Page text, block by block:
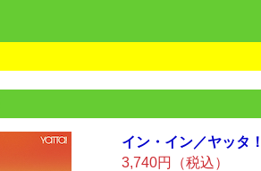
イン・イン／ヤッタ
3,740円（税込）